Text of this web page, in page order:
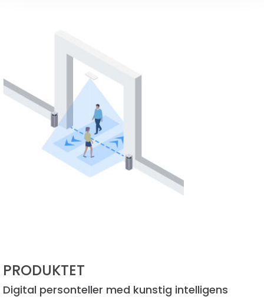
PRODUKTET
Digital personteller med kunstig intelligens